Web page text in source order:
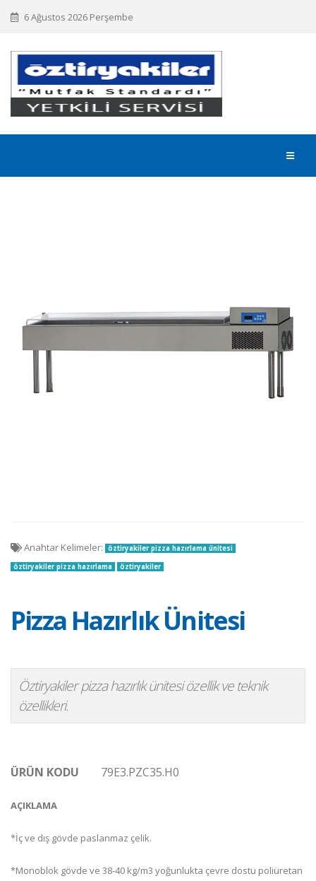
6 Ağustos 2026 Perşembe
Pizza Hazırlık Ünitesi
Öztiryakiler pizza hazırlık ünitesi özellik ve teknik
özellikleri.
ÜRÜN KODU 79E3.PZC35.H0
AÇIKLAMA
*İç ve dış gövde paslanmaz çelik.
*Monoblok gövde ve 38-40 kg/m3 yoğunlukta çevre dostu poliüretan
Anahtar Kelimeler:
öztiryakiler pizza hazırlama ünitesi
öztiryakiler pizza hazırlama
öztiryakiler